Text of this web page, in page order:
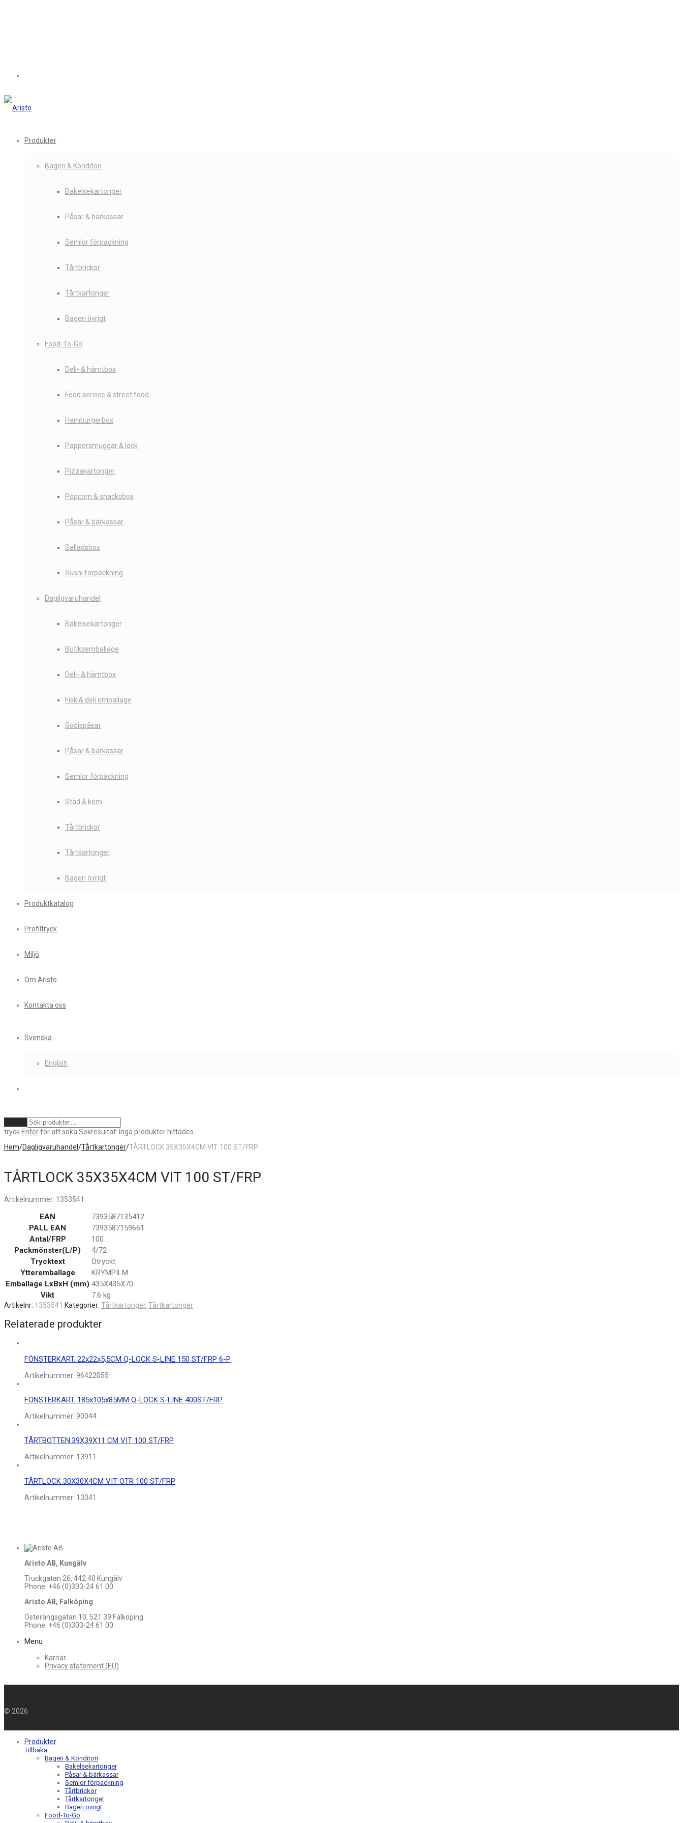
Produkter
Bageri & Konditori
Bakelsekartonger
Påsar & bärkassar
Semlor förpackning
Tårtbrickor
Tårtkartonger
Bageri övrigt
Food-To-Go
Deli- & hämtbox
Food service & street food
Hamburgerbox
Pappersmuggar & lock
Pizzakartonger
Popcorn & snacksbox
Påsar & bärkassar
Salladsbox
Sushi förpackning
Dagligvaruhandel
Bakelsekartonger
Butiksemballage
Deli- & hämtbox
Fisk & deli emballage
Godispåsar
Påsar & bärkassar
Semlor förpackning
Städ & kem
Tårtbrickor
Tårtkartonger
Bageri övrigt
Produktkatalog
Profiltryck
Miljö
Om Aristo
Kontakta oss
Svenska
English
tryck Enterför att söka Sökresultat: Inga produkter hittades.
Hem/Dagligvaruhandel /Tårtkartonger/TÅRTLOCK 35X35X4CM VIT 100 ST/FRP
TÅRTLOCK 35X35X4CM VIT 100 ST/FRP
Artikelnummer: 1353541
EAN
7393587135412
PALL EAN
7393587159661
Antal/FRP
100
Packmönster(L/P)
4/72
Trycktext
Otryckt
Ytteremballage
KRYMPILM
Emballage LxBxH (mm) 435X435X70
Vikt
7.6 kg
Artikelnr: 1353541 Kategorier: Tårtkartonger, Tårtkartonger
Relaterade produkter
FÖNSTERKART. 22x22x5,5CM Q-LOCK S-LINE 150 ST/FRP 6-P
Artikelnummer: 96422055
FÖNSTERKART. 185x105x85MM Q-LOCK S-LINE 400ST/FRP
Artikelnummer: 90044
TÅRTBOTTEN.39X39X11 CM VIT 100 ST/FRP
Artikelnummer: 13911
TÅRTLOCK 30X30X4CM VIT OTR 100 ST/FRP
Artikelnummer: 13041
Aristo AB, Kungälv
Truckgatan 26, 442 40 Kungälv
Phone: +46 (0)303-24 61 00
Aristo AB, Falköping
Österängsgatan 10, 521 39 Falköping
Phone: +46 (0)303-24 61 00
Menu
Karriär
Privacy statement (EU)
© 2026
Produkter
Tillbaka
Bageri & Konditori
Bakelsekartonger
Påsar & bärkassar
Semlor förpackning
Tårtbrickor
Tårtkartonger
Bageri övrigt
Food-To-Go